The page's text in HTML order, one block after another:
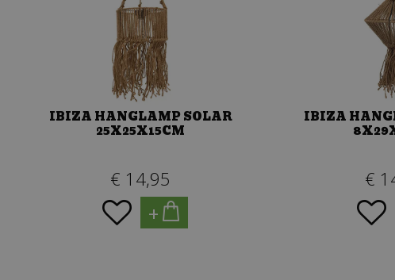
IBIZA HANGLAMP SOLAR
25X25X15CM
€ 14,95
+
IBIZA
€